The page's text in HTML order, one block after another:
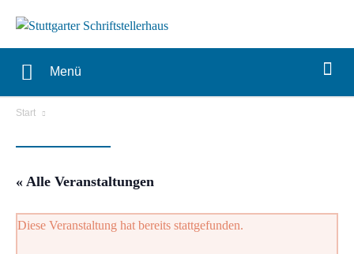
Menü
Start
« Alle Veranstaltungen
Diese Veranstaltung hat bereits stattgefunden.